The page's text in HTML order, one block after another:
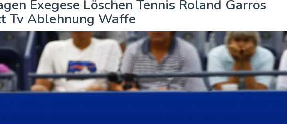
Exegese Löschen Tennis Roland Garros
Tv Ablehnung Waffe